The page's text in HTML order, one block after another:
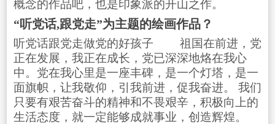
概念的作品吧，也是印象派的开山之作。
“听党话,跟党走”为主题的绘画作品？
听党话跟党走做党的好孩子 祖国在前进，党
正在发展，我正在成长，党已深深地烙在我心
中。党在我心里是一座丰碑，是一个灯塔，是一
面旗帜，让我敬仰，引我前进，促我奋进。 我们
只要有艰苦奋斗的精神和不畏艰辛，积极向上的
生活态度，就一定能够成就事业，创造辉煌。